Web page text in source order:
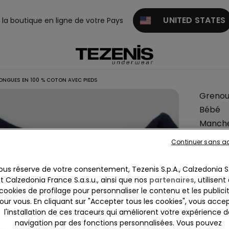
la boutique en ligne de votre Pays UNITED STATES
EN 100 % COTON AVEC PIEDS
Bébé
avec
10,99 €
Prix le
Prix
réserve de votre consentement, Tezenis S.p.A., Calzedonia
Calzedonia France S.a.s.u., ainsi que nos partenaires, utilisent
de profilage pour personnaliser le contenu et les
vous. En cliquant sur "Accepter tous les cookies", vous
l'installation de ces traceurs qui améliorent votre expérience
navigation par des fonctions personnalisées. Vous pouvez
Continuer sans